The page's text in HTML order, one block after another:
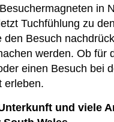
in
Tuchfühlung zu
den Besuch
werden. Ob für
einen Besuch bei
erleben.
und viele